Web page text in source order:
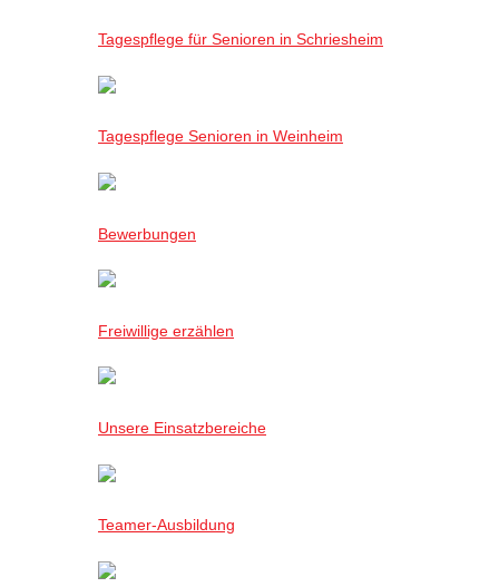
Tagespflege für Senioren in Schriesheim
Tagespflege Senioren in Weinheim
Bewerbungen
Freiwillige erzählen
Unsere Einsatzbereiche
Teamer-Ausbildung